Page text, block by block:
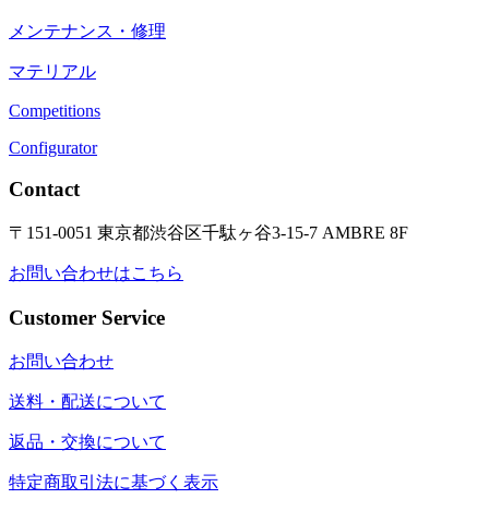
メンテナンス・修理
マテリアル
Competitions
Configurator
Contact
〒151-0051 東京都渋谷区千駄ヶ谷3-15-7 AMBRE 8F
お問い合わせはこちら
Customer Service
お問い合わせ
送料・配送について
返品・交換について
特定商取引法に基づく表示